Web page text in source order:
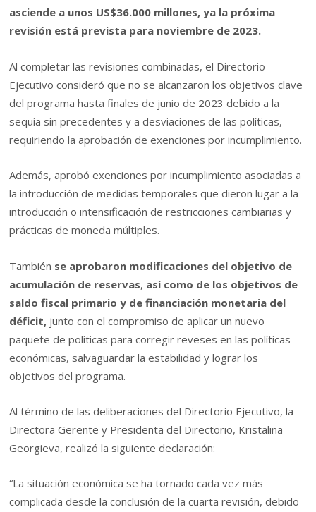
asciende a unos US$36.000 millones, ya la próxima
revisión está prevista para noviembre de 2023.
Al completar las revisiones combinadas, el Directorio
Ejecutivo consideró que no se alcanzaron los objetivos clave
del programa hasta finales de junio de 2023 debido a la
sequía sin precedentes y a desviaciones de las políticas,
requiriendo la aprobación de exenciones por incumplimiento.
Además, aprobó exenciones por incumplimiento asociadas a
la introducción de medidas temporales que dieron lugar a la
introducción o intensificación de restricciones cambiarias y
prácticas de moneda múltiples.
También se aprobaron modificaciones del objetivo de
acumulación de reservas, así como de los objetivos de
saldo fiscal primario y de financiación monetaria del
déficit, junto con el compromiso de aplicar un nuevo
paquete de políticas para corregir reveses en las políticas
económicas, salvaguardar la estabilidad y lograr los
objetivos del programa.
Al término de las deliberaciones del Directorio Ejecutivo, la
Directora Gerente y Presidenta del Directorio, Kristalina
Georgieva, realizó la siguiente declaración:
“La situación económica se ha tornado cada vez más
complicada desde la conclusión de la cuarta revisión, debido